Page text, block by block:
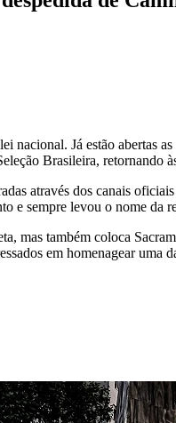
nacional. Já estão abertas
Brasileira, retornando
através dos canais
e sempre levou o nome
mas também coloca
em homenagear uma